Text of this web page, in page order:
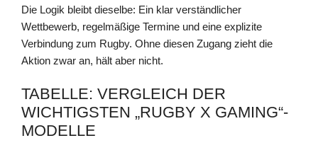
Die Logik bleibt dieselbe: Ein klar verständlicher
Wettbewerb, regelmäßige Termine und eine explizite
Verbindung zum Rugby. Ohne diesen Zugang zieht die
Aktion zwar an, hält aber nicht.
TABELLE: VERGLEICH DER
WICHTIGSTEN „RUGBY X GAMING“-
MODELLE